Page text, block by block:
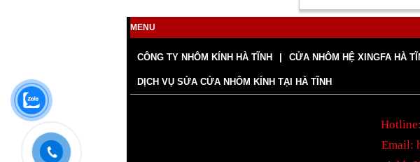
MENU
CÔNG TY NHÔM KÍNH HÀ TĨNH CỬA NHÔM HỆ XINGFA HÀ
DỊCH VỤ SỬA CỬA NHÔM KÍNH TẠI HÀ TĨNH
Email: